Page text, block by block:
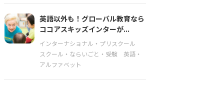
英語以外も！グローバル教育なら
ココアスキッズインターが...
インターナショナル・プリスクール
スクール・ならいごと・受験
英語・
アルファベット